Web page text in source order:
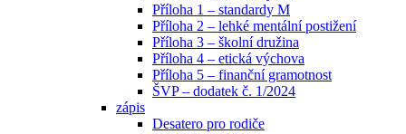
Příloha 1 – standardy M
Příloha 2 – lehké mentální postižení
Příloha 3 – školní družina
Příloha 4 – etická výchova
Příloha 5 – finanční gramotnost
ŠVP – dodatek č. 1/2024
zápis
Desatero pro rodiče